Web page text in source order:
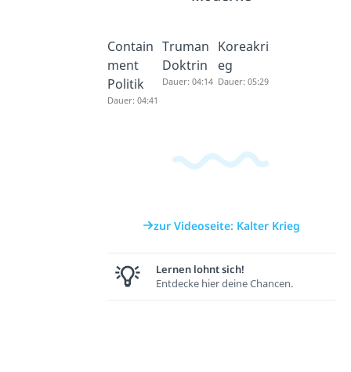
Contain
ment
Politik
Dauer: 04:41
Truman
Doktrin
Dauer: 04:14
Koreakri
eg
Dauer: 05:29
zur Videoseite: Kalter Krieg
Lernen lohnt sich!
Entdecke hier deine Chancen.